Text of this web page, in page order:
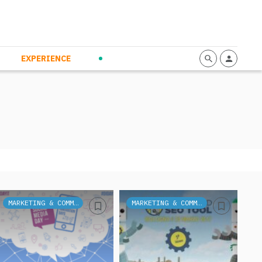
EXPERIENCE
MARKETING & COMMUNICATION MARKETING & COMMUNICATION